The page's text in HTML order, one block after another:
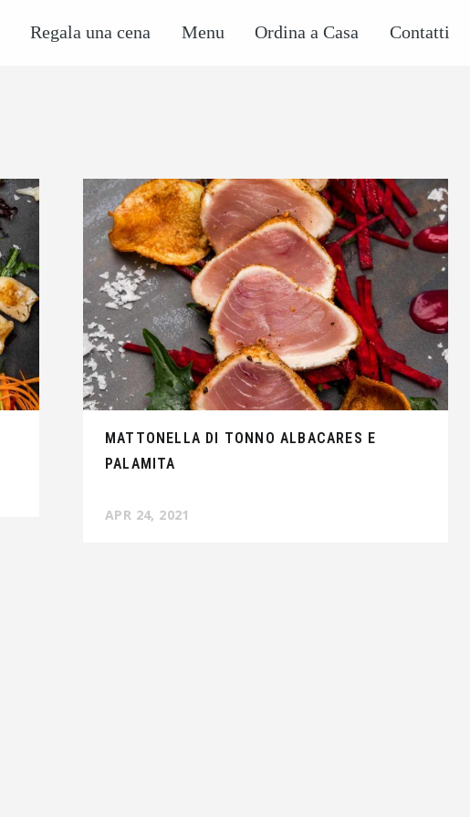
Regala una cena Menu Ordina a Casa Contatti
MATTONELLA DI TONNO ALBACARES E
PALAMITA
APR 24, 2021